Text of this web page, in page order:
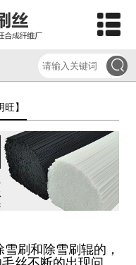
】​
刷和除雪刷辊的，